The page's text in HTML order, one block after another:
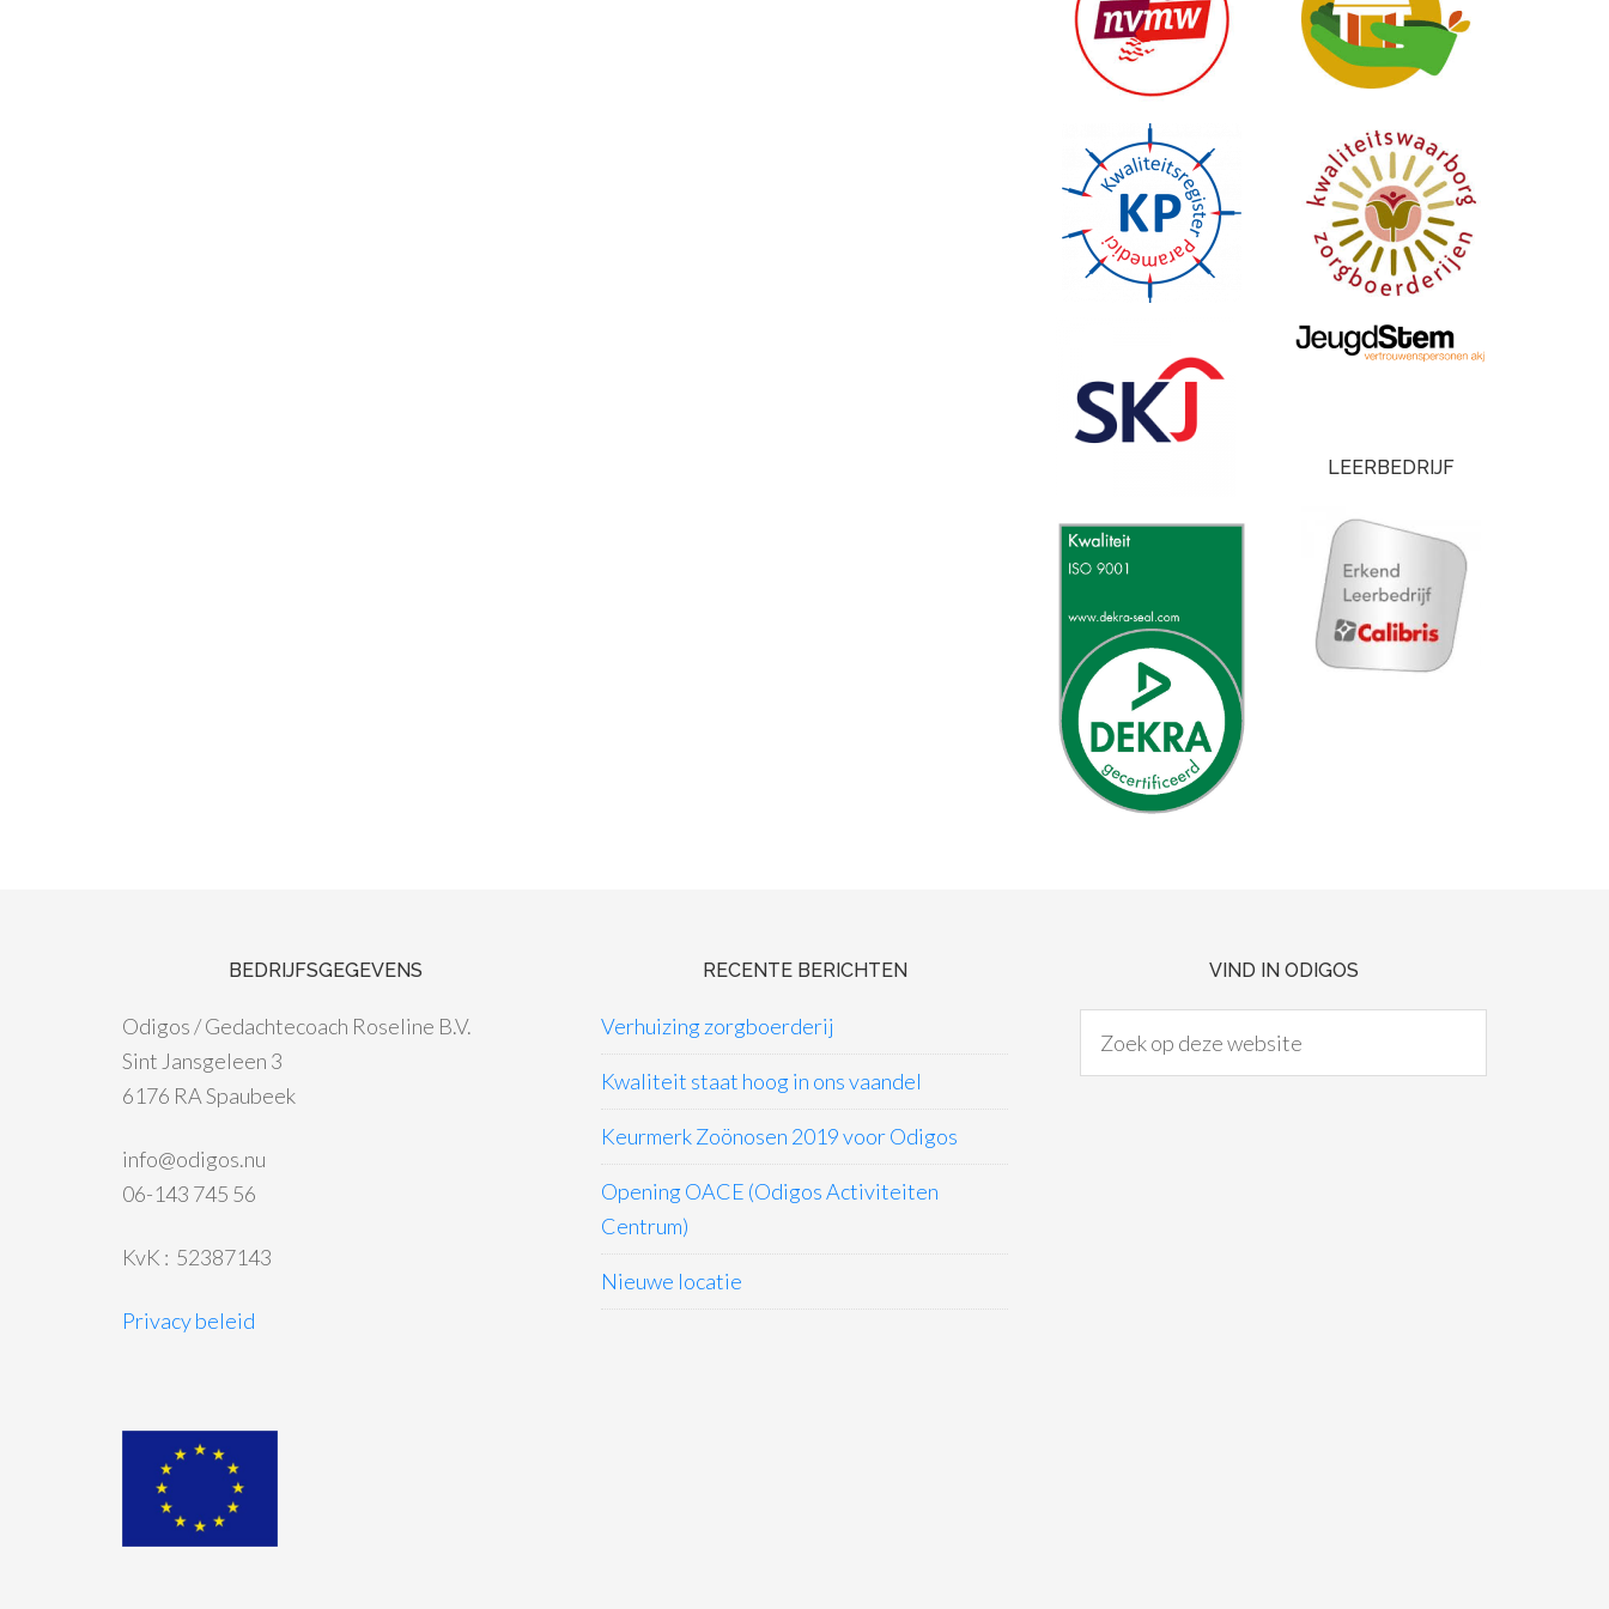
LEERBEDRIJF
BEDRIJFSGEGEVENS
Odigos / Gedachtecoach Roseline B.V.
Sint Jansgeleen 3
6176 RA Spaubeek
info@odigos.nu
06-143 745 56
KvK : 52387143
Privacy beleid
RECENTE BERICHTEN
Verhuizing zorgboerderij
Kwaliteit staat hoog in ons vaandel
Keurmerk Zoönosen 2019 voor Odigos
Opening OACE (Odigos Activiteiten
Centrum)
Nieuwe locatie
VIND IN ODIGOS